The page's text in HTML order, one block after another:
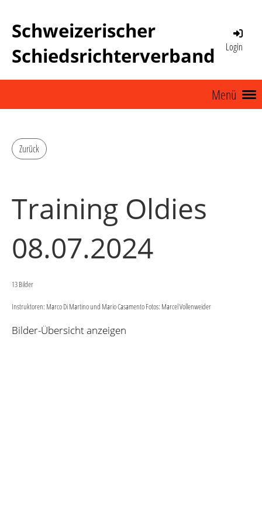
Schweizerischer
Schiedsrichterverband
Login
Menü
Zurück
Training Oldies
08.07.2024
13 Bilder
Instruktoren: Marco Di Martino und Mario Casamento Fotos: Marcel Vollenweider
Bilder-Übersicht anzeigen